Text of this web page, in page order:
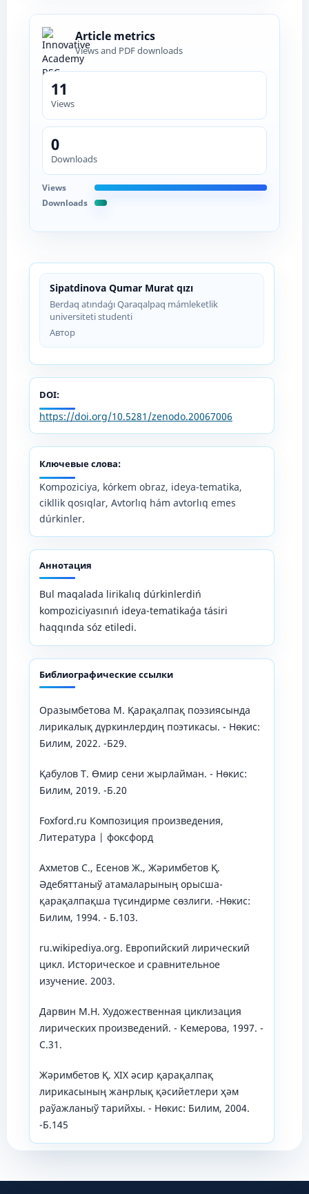
Sipatdinova Qumar Murat qızı
Berdaq atındaǵı Qaraqalpaq mámleketlik
universiteti studenti
Автор
DOI:
https://doi.org/10.5281/zenodo.20067006
Ключевые слова:
Kompoziciya, kórkem obraz, ideya-tematika,
cikllik qosıqlar, Avtorlıq hám avtorlıq emes
dúrkinler.
Аннотация
Bul maqalada lirikalıq dúrkinlerdiń
kompoziciyasınıń ideya-tematikaǵa tásiri
haqqında sóz etiledi.
Библиографические ссылки
Оразымбетова М. Қарақалпақ поэзиясында
лирикалық дүркинлердиң поэтикасы. - Нөкис:
Билим, 2022. -Б29.
Қабулов Т. Өмир сени жырлайман. - Нөкис:
Билим, 2019. -Б.20
Foxford.ru Композиция произведения,
Литература | фоксфорд
Ахметов С., Есенов Ж., Жәримбетов Қ.
Әдебяттаныў атамаларының орысша-
қарақалпақша түсиндирме сөзлиги. -Нөкис:
Билим, 1994. - Б.103.
ru.wikipediya.org. Европийский лирический
цикл. Историческое и сравнительное
изучение. 2003.
Дарвин М.Н. Художественная циклизация
лирических произведений. - Кемерова, 1997. -
С.31.
Жәримбетов Қ. ХIX әсир қарақалпақ
лирикасының жанрлық қәсийетлери ҳәм
раўажланыў тарийхы. - Нөкис: Билим, 2004.
-Б.145
Article metrics
Views and PDF downloads
11
Views
0
Downloads
Views
Downloads